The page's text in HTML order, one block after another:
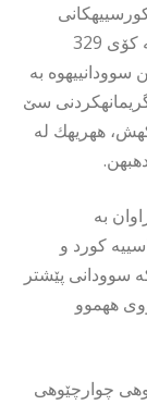
بگهیهنێته سهرووی 50 كورسی، بهڵام بهراورد به كۆی 329
سوودانییهوه به
سێ
ههریهك له
به
كورد و
سوودانی پێشتر
ههموو
چوارچێوهی